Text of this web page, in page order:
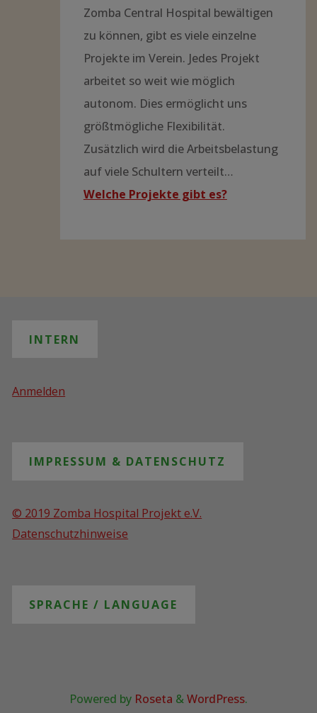
Zomba Central Hospital bewältigen
zu können, gibt es viele einzelne
Projekte im Verein. Jedes Projekt
arbeitet so weit wie möglich
autonom. Dies ermöglicht uns
größtmögliche Flexibilität.
Zusätzlich wird die Arbeitsbelastung
auf viele Schultern verteilt…
Welche Projekte gibt es?
INTERN
Anmelden
IMPRESSUM & DATENSCHUTZ
© 2019 Zomba Hospital Projekt e.V.
Datenschutzhinweise
SPRACHE / LANGUAGE
Powered by Roseta &WordPress.